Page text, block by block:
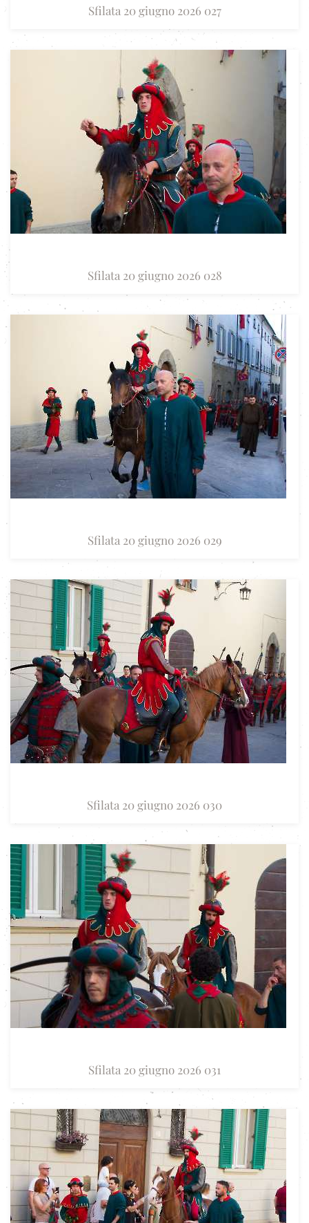
Sfilata 20 giugno 2026 027
Sfilata 20 giugno 2026 028
Sfilata 20 giugno 2026 029
Sfilata 20 giugno 2026 030
Sfilata 20 giugno 2026 031